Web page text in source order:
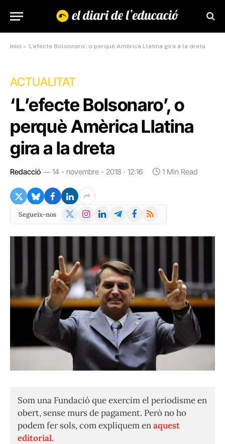
Inici » ‘L’efecte Bolsonaro’, o perquè Amèrica Llatina gira a la dreta
ACTUALITAT
‘L’efecte Bolsonaro’, o
perquè Amèrica Llatina
gira a la dreta
Redacció 14 - novembre - 2018 · 12:16 1 Min Read
Segueix-nos
X
Instagram
LinkedInTelegramFacebook
RSS
Som una Fundació que exercim el periodisme en
obert, sense murs de pagament. Però no ho
podem fer sols, com expliquem enaquest
editorial.